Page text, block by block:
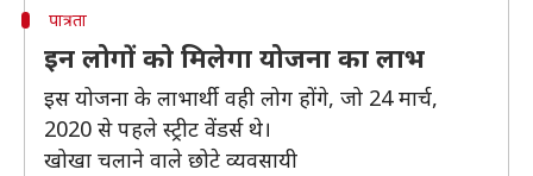
पात्रता
इन लोगों को मिलेगा योजना का लाभ
इस योजना के लाभार्थी वही लोग होंगे, जो 24 मार्च,
2020 से पहले स्ट्रीट वेंडर्स थे।
खोखा चलाने वाले छोटे व्यवसायी